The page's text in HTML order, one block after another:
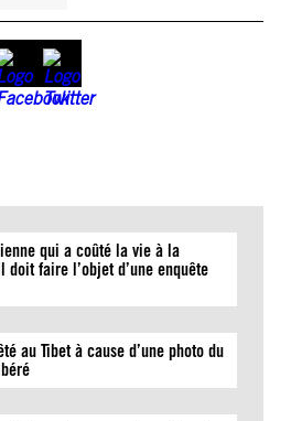
qui a coûté la vie à la
faire l’objet d’une enquête
au Tibet à cause d’une photo du